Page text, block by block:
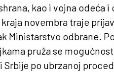
kao i vojna odeća i
novembra traje
Ministarstvo odbrane.
pruža se
Srbije po ubrzanoj